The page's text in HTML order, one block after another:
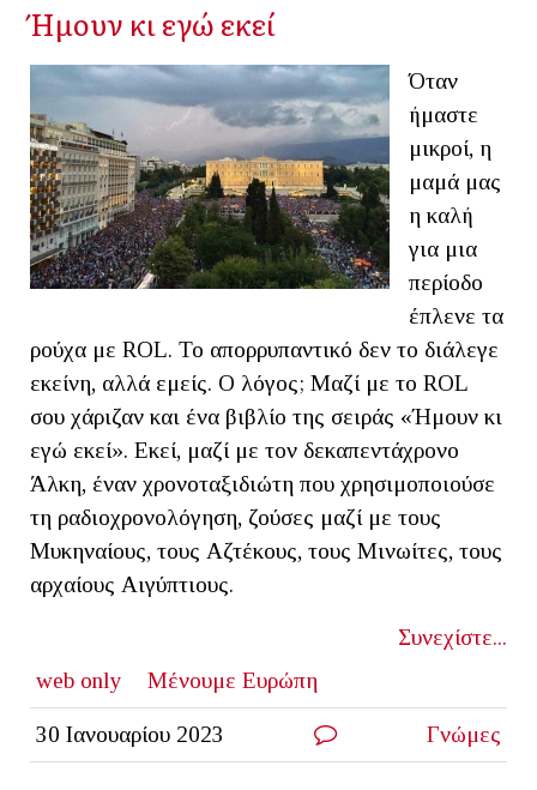
Ήμουν κι εγώ εκεί
Όταν
ήμαστε
μικροί, η
μαμά μας
η καλή
για μια
περίοδο
έπλενε τα
ρούχα με ROL. Το απορρυπαντικό δεν το διάλεγε
εκείνη, αλλά εμείς. Ο λόγος; Μαζί με το ROL
σου χάριζαν και ένα βιβλίο της σειράς «Ήμουν κι
εγώ εκεί». Εκεί, μαζί με τον δεκαπεντάχρονο
Άλκη, έναν χρονοταξιδιώτη που χρησιμοποιούσε
τη ραδιοχρονολόγηση, ζούσες μαζί με τους
Μυκηναίους, τους Αζτέκους, τους Μινωίτες, τους
αρχαίους Αιγύπτιους.
Συνεχίστε...
web only
Μένουμε Ευρώπη
30 Ιανουαρίου 2023 Γνώμες